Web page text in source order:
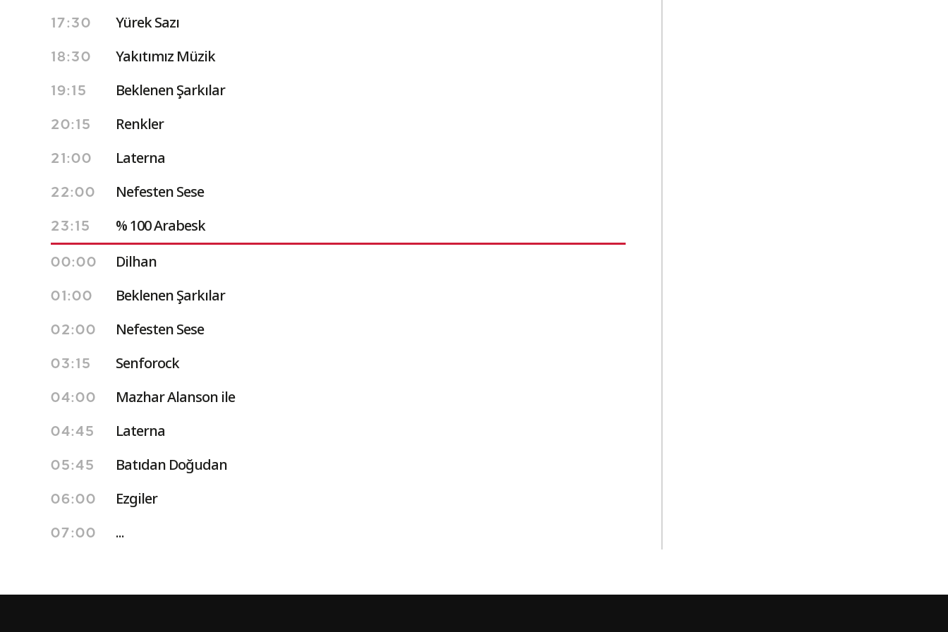
17:30 Yürek Sazı
18:30 Yakıtımız Müzik
19:15 Beklenen Şarkılar
20:15 Renkler
21:00 Laterna
22:00 Nefesten Sese
23:15 % 100 Arabesk
00:00 Dilhan
01:00 Beklenen Şarkılar
02:00 Nefesten Sese
03:15 Senforock
04:00 Mazhar Alanson ile
04:45 Laterna
05:45 Batıdan Doğudan
06:00 Ezgiler
07:00 ...